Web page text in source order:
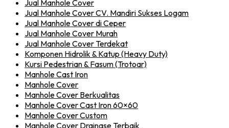
Jual Manhole Cover
Jual Manhole Cover CV. Mandiri Sukses Logam
Jual Manhole Cover di Ceper
Jual Manhole Cover Murah
Jual Manhole Cover Terdekat
Komponen Hidrolik & Katup (Heavy Duty)
Kursi Pedestrian & Fasum (Trotoar)
Manhole Cast Iron
Manhole Cover
Manhole Cover Berkualitas
Manhole Cover Cast Iron 60×60
Manhole Cover Custom
Manhole Cover Drainase Terbaik